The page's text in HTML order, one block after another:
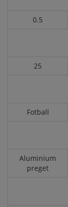
0.5
25
Fotball
Aluminium
preget